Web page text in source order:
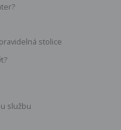
stolice
službu